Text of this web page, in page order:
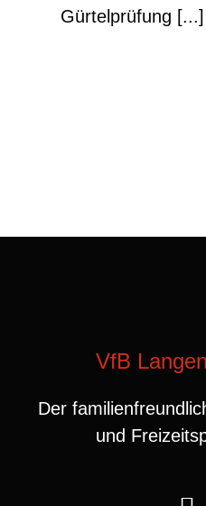
Gürtelprüfung [...]
VfB
Der
und